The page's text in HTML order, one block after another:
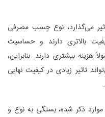
می‌گذارد، نوع چسب مصرفی
بالاتری دارند و حساسیت
هزینه بیشتری دارند. بنابراین،
تاثیر زیادی در کیفیت نهایی
ذکر شده، بستگی به نوع و